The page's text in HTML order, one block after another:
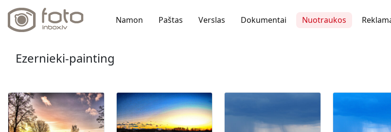
Namon Paštas Verslas Dokumentai Nuotraukos
Ezernieki-painting